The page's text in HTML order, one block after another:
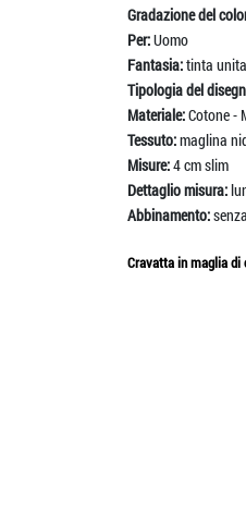
Gradazione del
Per:Uomo
Fantasia:tinta unita
Tipologia del
Materiale:Cotone -
Tessuto:maglina
Misure:4 cm slim
Dettaglio misura:
Abbinamento:
Cravatta in maglia di